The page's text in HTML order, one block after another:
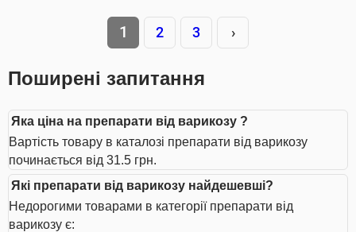
1 2 3 ›
Поширені запитання
Яка ціна на препарати від варикозу ?
Вартість товару в каталозі препарати від варикозу
починається від 31.5 грн.
Які препарати від варикозу найдешевші?
Недорогими товарами в категорії препарати від
варикозу є: